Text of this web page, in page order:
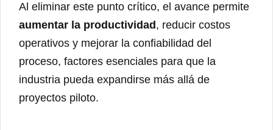
Al eliminar este punto crítico, el avance permite
aumentar la productividad , reducir costos
operativos y mejorar la confiabilidad del
proceso, factores esenciales para que la
industria pueda expandirse más allá de
proyectos piloto.